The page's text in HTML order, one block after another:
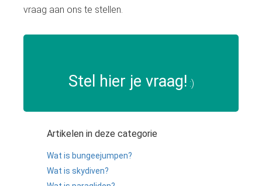
vraag aan ons te stellen.
Stel hier je vraag! :)
Artikelen in deze categorie
Wat is bungeejumpen?
Wat is skydiven?